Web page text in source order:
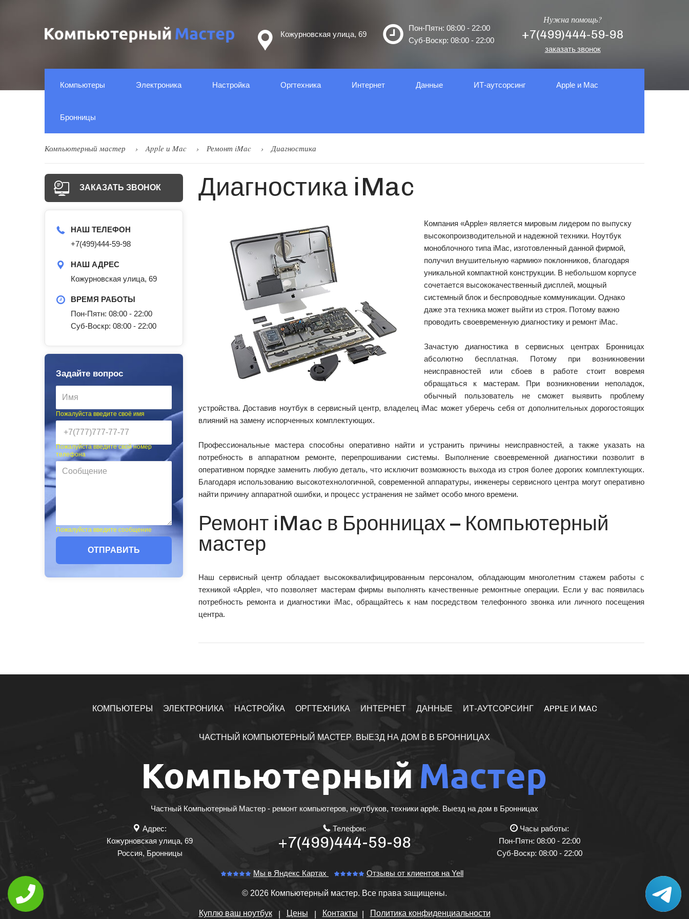
Кожурновская улица, 69
Пон-Пятн: 08:00 - 22:00
Суб-Воскр: 08:00 - 22:00
Нужна помощь?
+7(499)444-59-98
заказать звонок
Компьютеры Электроника Настройка Оргтеxника Интернет Данные ИТ-аутсорсинг Apple и Mac
Бронницы
Компьютерный мастер Apple и Mac Ремонт iMac Диагностика
ЗАКАЗАТЬ ЗВОНОК
НАШ ТЕЛЕФОН
+7(499)444-59-98
НАШ АДРЕС
Кожурновская улица, 69
ВРЕМЯ РАБОТЫ
Пон-Пятн: 08:00 - 22:00
Суб-Воскр: 08:00 - 22:00
Задайте вопрос
Пожалуйста введите своё имя
Пожалуйста введите свой номер
телефона
Пожалуйста введите сообщение
ОТПРАВИТЬ
Диагностика iMac
Компания «Apple» является мировым лидером по выпуску
высокопроизводительной и надежной техники. Ноутбук
моноблочного типа iMac, изготовленный данной фирмой,
получил внушительную «армию» поклонников, благодаря
уникальной компактной конструкции. В небольшом корпусе
сочетается высококачественный дисплей, мощный
системный блок и беспроводные коммуникации. Однако
даже эта техника может выйти из строя. Потому важно
проводить своевременную диагностику и ремонт iMac.
Зачастую диагностика в сервисных центрах Бронницах
абсолютно бесплатная. Потому при возникновении
неисправностей или сбоев в работе стоит вовремя
обращаться к мастерам. При возникновении неполадок,
обычный пользователь не сможет выявить проблему
устройства. Доставив ноутбук в сервисный центр, владелец iMac может уберечь себя от дополнительных дорогостоящих
влияний на замену испорченных комплектующих.
Профессиональные мастера способны оперативно найти и устранить причины неисправностей, а также указать на
потребность в аппаратном ремонте, перепрошивании системы. Выполнение своевременной диагностики позволит в
оперативном порядке заменить любую деталь, что исключит возможность выхода из строя более дорогих комплектующих.
Благодаря использованию высокотехнологичной, современной аппаратуры, инженеры сервисного центра могут оперативно
найти причину аппаратной ошибки, и процесс устранения не займет особо много времени.
Ремонт iMac в Бронницах – Компьютерный
мастер
Наш сервисный центр обладает высококвалифицированным персоналом, обладающим многолетним стажем работы с
техникой «Apple», что позволяет мастерам фирмы выполнять качественные ремонтные операции. Если у вас появилась
потребность ремонта и диагностики iMac, обращайтесь к нам посредством телефонного звонка или личного посещения
центра.
КОМПЬЮТЕРЫ ЭЛЕКТРОНИКА НАСТРОЙКА ОРГТЕXНИКА ИНТЕРНЕТ ДАННЫЕ ИТ-АУТСОРСИНГ APPLE И MAC
ЧАСТНЫЙ КОМПЬЮТЕРНЫЙ МАСТЕР. ВЫЕЗД НА ДОМ В В БРОННИЦАХ
Частный Компьютерный Мастер - ремонт компьютеров, ноутбуков, техники apple. Выезд на дом в Бронницах
Адрес:
Кожурновская улица, 69
Россия, Бронницы
Телефон:
+7(499)444-59-98
Часы работы:
Пон-Пятн: 08:00 - 22:00
Суб-Воскр: 08:00 - 22:00
Мы в Яндекс Картах Отзывы от клиентов на Yell
© 2026 Компьютерный мастер. Все права защищены.
Куплю ваш ноутбук Цены Контакты Политика конфиденциальности